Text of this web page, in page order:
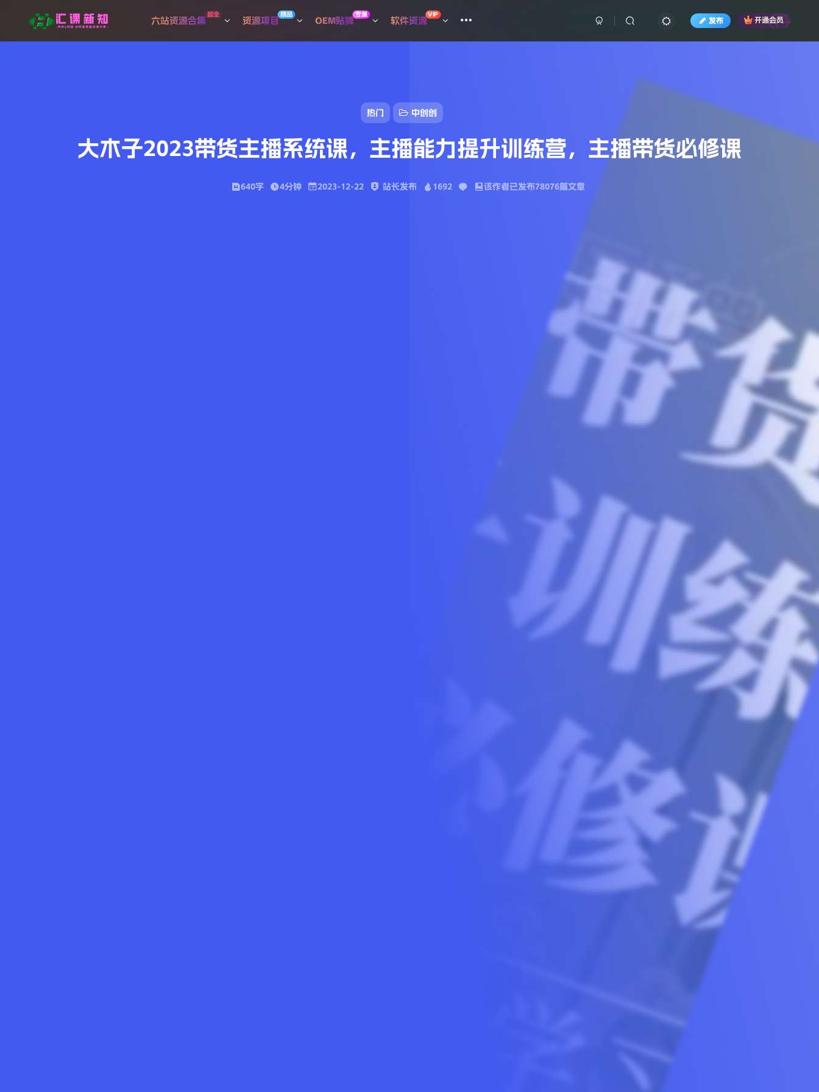
热门 中创创
大木子2023带货主播系统课，主播能力提升训练营，主播带货必修课
640字 4分钟 2023-12-22 站长发布 1692 该作者已发布78076篇文章
六站资源合集
超全
资源项目
精品
OEM贴牌
专属
软件资源
VIP
发布 开通会员